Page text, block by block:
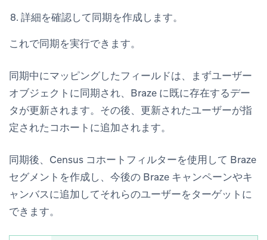
詳細を確認して同期を作成します。
これで同期を実行できます。
同期中にマッピングしたフィールドは、まずユーザー
オブジェクトに同期され、Braze に既に存在するデー
タが更新されます。その後、更新されたユーザーが指
定されたコホートに追加されます。
同期後、Census コホートフィルターを使用して Braze
セグメントを作成し、今後の Braze キャンペーンやキ
ャンバスに追加してそれらのユーザーをターゲットに
できます。